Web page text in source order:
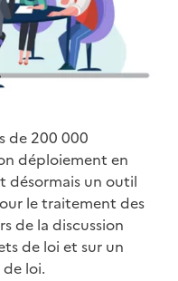
de 200 000
déploiement en
désormais un outil
le traitement des
de la discussion
de loi et sur un
loi.